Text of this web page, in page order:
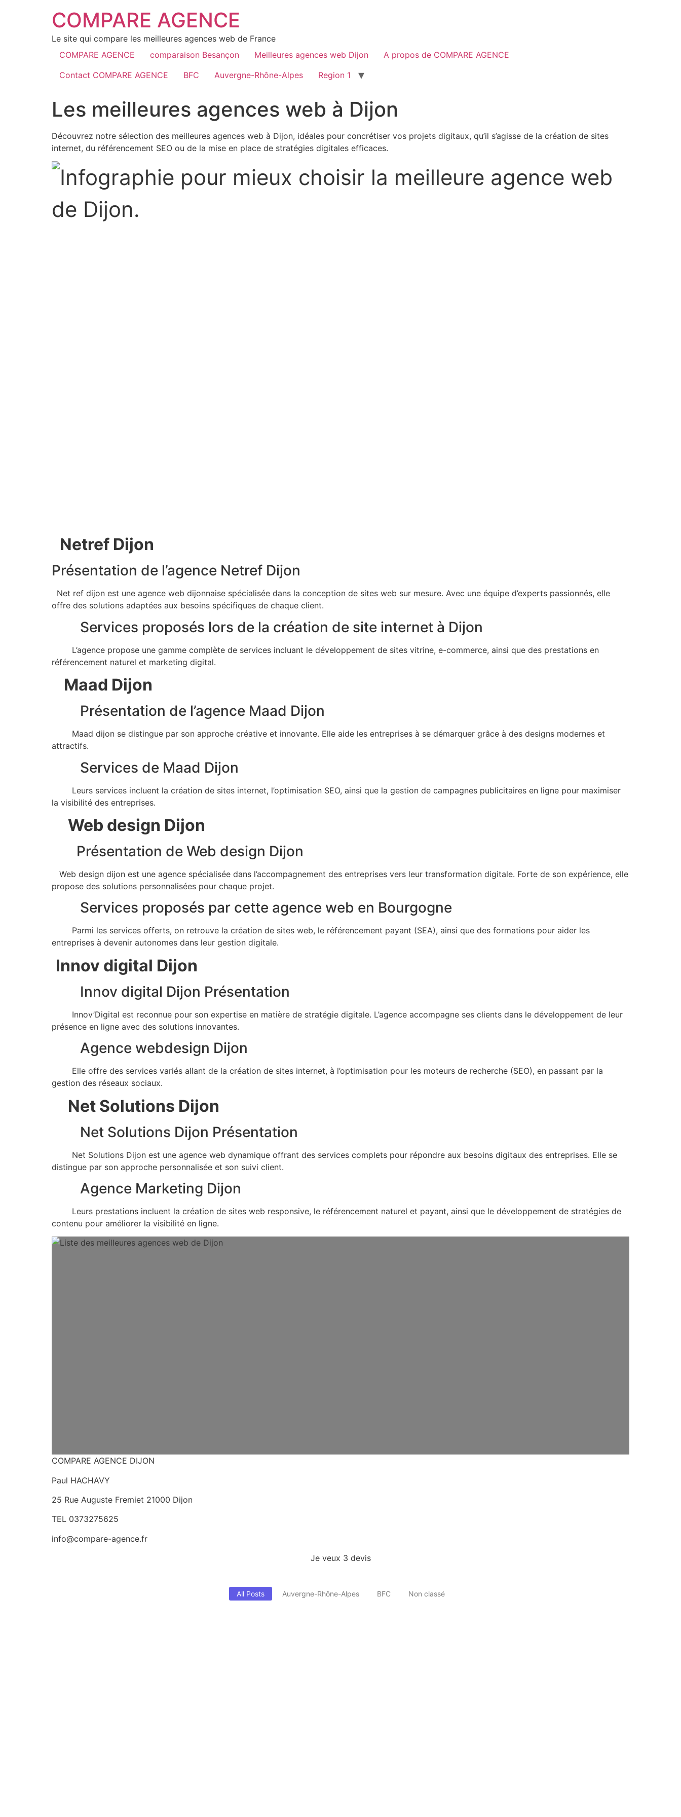
COMPARE AGENCE
Le site qui compare les meilleures agences web de France
COMPARE AGENCE
comparaison Besançon Meilleures agences web Dijon
A propos de COMPARE AGENCE
Contact COMPARE AGENCE
BFC Auvergne-Rhône-Alpes Region 1
Les meilleures agences web à Dijon
Découvrez notre sélection des meilleures agences web à Dijon, idéales pour concrétiser vos projets digitaux, qu’il s’agisse de la création de sites
internet, du référencement SEO ou de la mise en place de stratégies digitales efficaces.
Netref Dijon
Présentation de l’agence Netref Dijon
Net ref dijon est une agence web dijonnaise spécialisée dans la conception de sites web sur mesure. Avec une équipe d’experts passionnés, elle
offre des solutions adaptées aux besoins spécifiques de chaque client.
Services proposés lors de la création de site internet à Dijon
L’agence propose une gamme complète de services incluant le développement de sites vitrine, e-commerce, ainsi que des prestations en
référencement naturel et marketing digital.
Maad Dijon
Présentation de l’agence Maad Dijon
Maad dijon se distingue par son approche créative et innovante. Elle aide les entreprises à se démarquer grâce à des designs modernes et
attractifs.
Services de Maad Dijon
Leurs services incluent la création de sites internet, l’optimisation SEO, ainsi que la gestion de campagnes publicitaires en ligne pour maximiser
la visibilité des entreprises.
Web design Dijon
Présentation de Web design Dijon
Web design dijon est une agence spécialisée dans l’accompagnement des entreprises vers leur transformation digitale. Forte de son expérience, elle
propose des solutions personnalisées pour chaque projet.
Services proposés par cette agence web en Bourgogne
Parmi les services offerts, on retrouve la création de sites web, le référencement payant (SEA), ainsi que des formations pour aider les
entreprises à devenir autonomes dans leur gestion digitale.
Innov digital Dijon
Innov digital Dijon Présentation
Innov’Digital est reconnue pour son expertise en matière de stratégie digitale. L’agence accompagne ses clients dans le développement de leur
présence en ligne avec des solutions innovantes.
Agence webdesign Dijon
Elle offre des services variés allant de la création de sites internet, à l’optimisation pour les moteurs de recherche (SEO), en passant par la
gestion des réseaux sociaux.
Net Solutions Dijon
Net Solutions Dijon Présentation
Net Solutions Dijon est une agence web dynamique offrant des services complets pour répondre aux besoins digitaux des entreprises. Elle se
distingue par son approche personnalisée et son suivi client.
Agence Marketing Dijon
Leurs prestations incluent la création de sites web responsive, le référencement naturel et payant, ainsi que le développement de stratégies de
contenu pour améliorer la visibilité en ligne.
COMPARE AGENCE DIJON
Paul HACHAVY
25 Rue Auguste Fremiet 21000 Dijon
TEL 0373275625
info@compare-agence.fr
Je veux 3 devis
All Posts Auvergne-Rhône-Alpes BFC Non classé